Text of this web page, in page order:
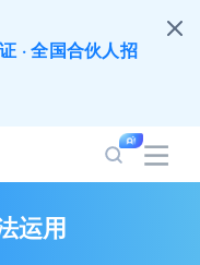
覆盖企业全岗位
体验，快带团队
运用